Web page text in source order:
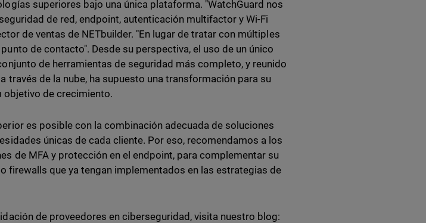
superiores bajo una única plataforma. "WatchGuard nos
de red, endpoint, autenticación multifactor y Wi-Fi
de ventas de NETbuilder. "En lugar de tratar con múltiples
de contacto". Desde su perspectiva, el uso de un único
de herramientas de seguridad más completo, y reunido
través de la nube, ha supuesto una transformación para su
objetivo de crecimiento.
es posible con la combinación adecuada de soluciones
únicas de cada cliente. Por eso, recomendamos a los
de MFA y protección en el endpoint, para complementar su
firewalls que ya tengan implementados en las estrategias de
de proveedores en ciberseguridad, visita nuestro blog: